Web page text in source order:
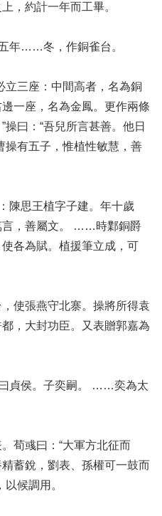
，約計一年而工畢。
五年……冬，作銅雀台。
立三座：中間高者，名為銅
一座，名為金鳳。更作兩條
曰：“吾兒所言甚善。他日
操有五子，惟植性敏慧，善
陳思王植字子建。年十歲
言，善屬文。 ……時鄴銅爵
各為賦。植援筆立成，可
使張燕守北寨。操將所得袁
，大封功臣。又表贈郭嘉為
曰貞侯。子奕嗣。 ……奕為太
荀彧曰：“大軍方北征而
蓄銳，劉表、孫權可一鼓而
候調用。